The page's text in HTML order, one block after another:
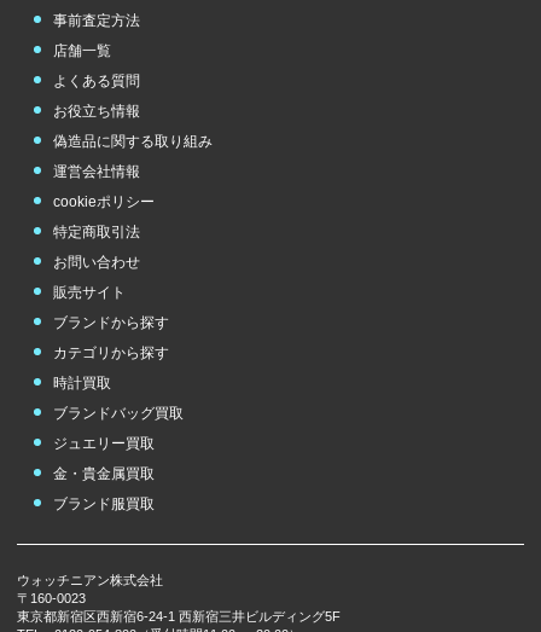
事前査定方法
店舗一覧
よくある質問
お役立ち情報
偽造品に関する取り組み
運営会社情報
cookieポリシー
特定商取引法
お問い合わせ
販売サイト
ブランドから探す
カテゴリから探す
時計買取
ブランドバッグ買取
ジュエリー買取
金・貴金属買取
ブランド服買取
ウォッチニアン株式会社
〒160-0023
東京都新宿区西新宿6-24-1 西新宿三井ビルディング5F